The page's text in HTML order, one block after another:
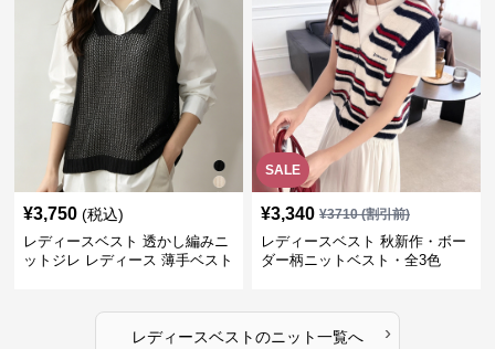
¥3,750 (税込)
レディースベスト 透かし編みニ
ットジレ レディース 薄手ベスト
SALE
¥3,340 ¥3710(割引前)
レディースベスト 秋新作・ボー
ダー柄ニットベスト・全3色
レディースベストのニット一覧へ ›